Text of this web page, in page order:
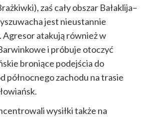
zaś cały obszar Bałaklija–
jest nieustannie
Agresor atakują również w
i próbuje otoczyć
broniące podejścia do
północnego zachodu na trasie
wysiłki także na